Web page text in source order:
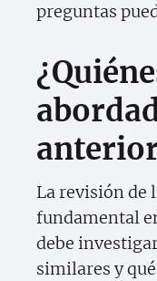
preguntas
La revisión de
fundamental
debe
similares y